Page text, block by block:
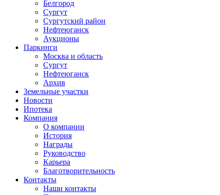
Белгород
Сургут
Сургутский район
Нефтеюганск
Аукционы
Паркинги
Москва и область
Сургут
Нефтеюганск
Архив
Земельные участки
Новости
Ипотека
Компания
О компании
История
Награды
Руководство
Карьера
Благотворительность
Контакты
Наши контакты